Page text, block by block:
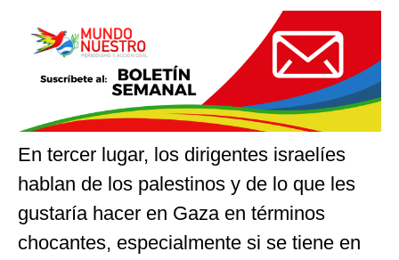
En tercer lugar, los dirigentes israelíes
hablan de los palestinos y de lo que les
gustaría hacer en Gaza en términos
chocantes, especialmente si se tiene en